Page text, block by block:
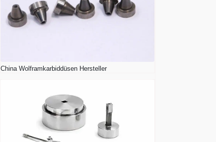
China Wolframkarbiddüsen Hersteller